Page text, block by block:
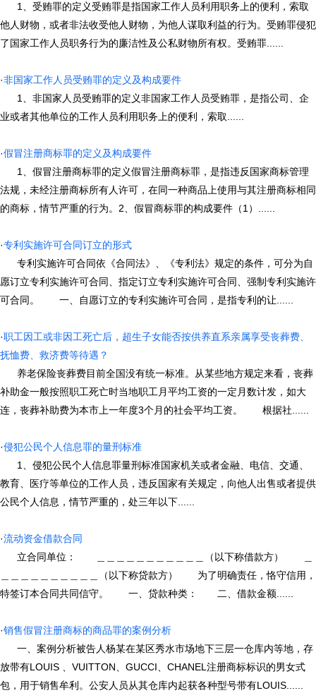
1、受贿罪的定义受贿罪是指国家工作人员利用职务上的便利，索取
他人财物，或者非法收受他人财物，为他人谋取利益的行为。受贿罪侵犯
了国家工作人员职务行为的廉洁性及公私财物所有权。受贿罪......
·非国家工作人员受贿罪的定义及构成要件
1、非国家人员受贿罪的定义非国家工作人员受贿罪，是指公司、企
业或者其他单位的工作人员利用职务上的便利，索取......
·假冒注册商标罪的定义及构成要件
1、假冒注册商标罪的定义假冒注册商标罪，是指违反国家商标管理
法规，未经注册商标所有人许可，在同一种商品上使用与其注册商标相同
的商标，情节严重的行为。2、假冒商标罪的构成要件（1）......
·专利实施许可合同订立的形式
专利实施许可合同依《合同法》、《专利法》规定的条件，可分为自
愿订立专利实施许可合同、指定订立专利实施许可合同、强制专利实施许
可合同。 一、自愿订立的专利实施许可合同，是指专利的让......
·职工因工或非因工死亡后，超生子女能否按供养直系亲属享受丧葬费、
抚恤费、救济费等待遇？
养老保险丧葬费目前全国没有统一标准。从某些地方规定来看，丧葬
补助金一般按照职工死亡时当地职工月平均工资的一定月数计发，如大
连，丧葬补助费为本市上一年度3个月的社会平均工资。 根据社......
·侵犯公民个人信息罪的量刑标准
1、侵犯公民个人信息罪量刑标准国家机关或者金融、电信、交通、
教育、医疗等单位的工作人员，违反国家有关规定，向他人出售或者提供
公民个人信息，情节严重的，处三年以下......
·流动资金借款合同
立合同单位： ＿＿＿＿＿＿＿＿＿＿＿（以下称借款方） ＿
＿＿＿＿＿＿＿＿＿＿（以下称贷款方） 为了明确责任，恪守信用，
特签订本合同共同信守。 一、贷款种类： 二、借款金额......
·销售假冒注册商标的商品罪的案例分析
一、案例分析被告人杨某在某区秀水市场地下三层一仓库内等地，存
放带有LOUIS 、VUITTON、GUCCI、CHANEL注册商标标识的男女式
包，用于销售牟利。公安人员从其仓库内起获各种型号带有LOUIS......